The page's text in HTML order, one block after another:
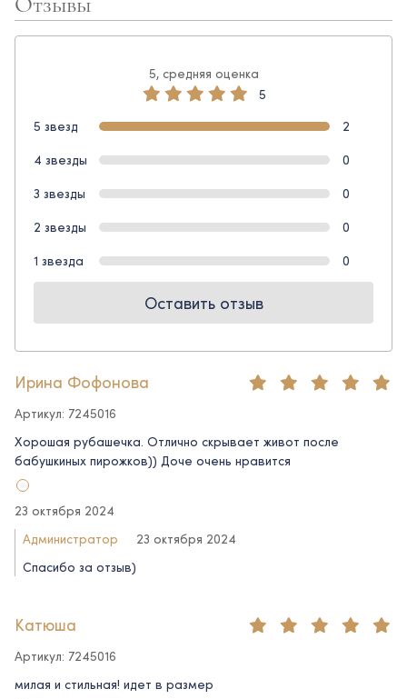
5, средняя оценка
5
5 звезд
2
4 звезды
0
3 звезды
0
2 звезды
0
1 звезда
0
Оставить отзыв
Ирина Фофонова
Артикул: 7245016
Хорошая рубашечка. Отлично скрывает живот после
бабушкиных пирожков)) Доче очень нравится
23 октября 2024
Администратор
23 октября 2024
Спасибо за отзыв)
Катюша
Артикул: 7245016
милая и стильная! идет в размер